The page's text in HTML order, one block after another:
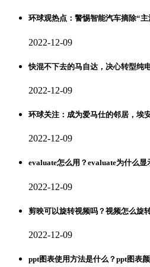
环球观热点：警惕智能汽车摘除“
2022-12-09
快混不下去的马自达，决心转型纯
2022-12-09
环球关注：成为爱马仕的邻居，埃
2022-12-09
evaluate怎么用？evaluate为什么显
2022-12-09
剪映可以旋转视频吗？视频怎么旋
2022-12-09
ppt图表使用方法是什么？ppt图表